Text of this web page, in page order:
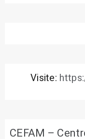
Visite:
CEFAM –